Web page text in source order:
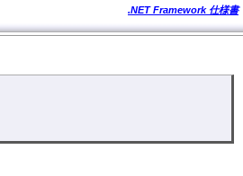
.NET Framework 仕様書